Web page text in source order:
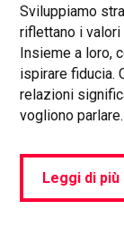
Sviluppiamo
riflettano i
Insieme a loro,
ispirare fiducia.
relazioni
vogliono parlare.
Leggi di più